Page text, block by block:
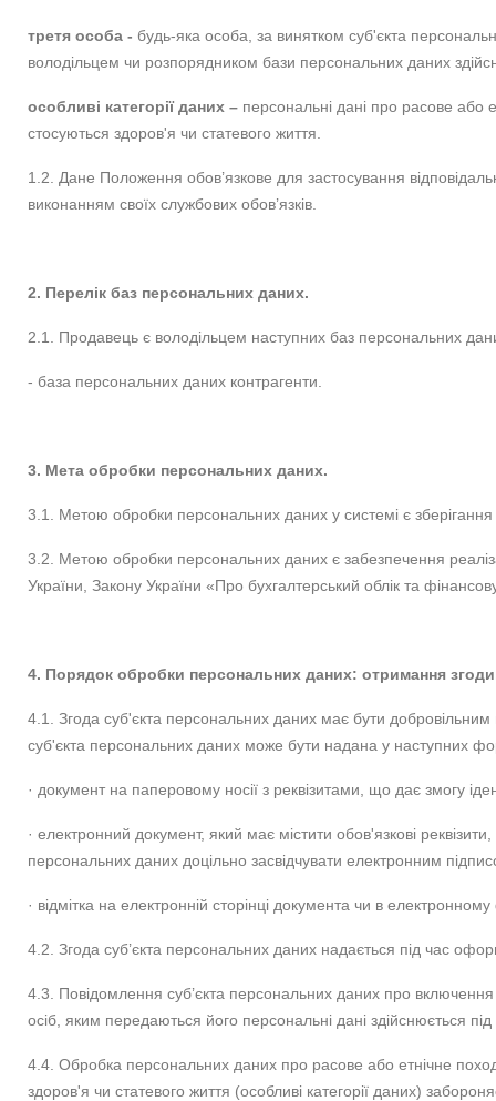
третя особа - будь-яка особа, за винятком суб'єкта
володільцем чи розпорядником бази персональних даних
особливі категорії даних – персональні дані про расове або
стосуються здоров'я чи статевого життя.
1.2. Дане Положення обов’язкове для застосування
виконанням своїх службових обов’язків.
2. Перелік баз персональних даних.
2.1. Продавець є володільцем наступних баз персональних
- база персональних даних контрагенти.
3. Мета обробки персональних даних.
3.1. Метою обробки персональних даних у системі є
3.2. Метою обробки персональних даних є забезпечення
України, Закону України «Про бухгалтерський облік та фінансову
4. Порядок обробки персональних даних: отримання
4.1. Згода суб'єкта персональних даних має бути
суб'єкта персональних даних може бути надана у наступних
· документ на паперовому носії з реквізитами, що дає змогу
· електронний документ, який має містити обов'язкові
персональних даних доцільно засвідчувати електронним
· відмітка на електронній сторінці документа чи в
4.2. Згода суб’єкта персональних даних надається під час
4.3. Повідомлення суб’єкта персональних даних про
осіб, яким передаються його персональні дані здійснюється
4.4. Обробка персональних даних про расове або етнічне
здоров'я чи статевого життя (особливі категорії даних)